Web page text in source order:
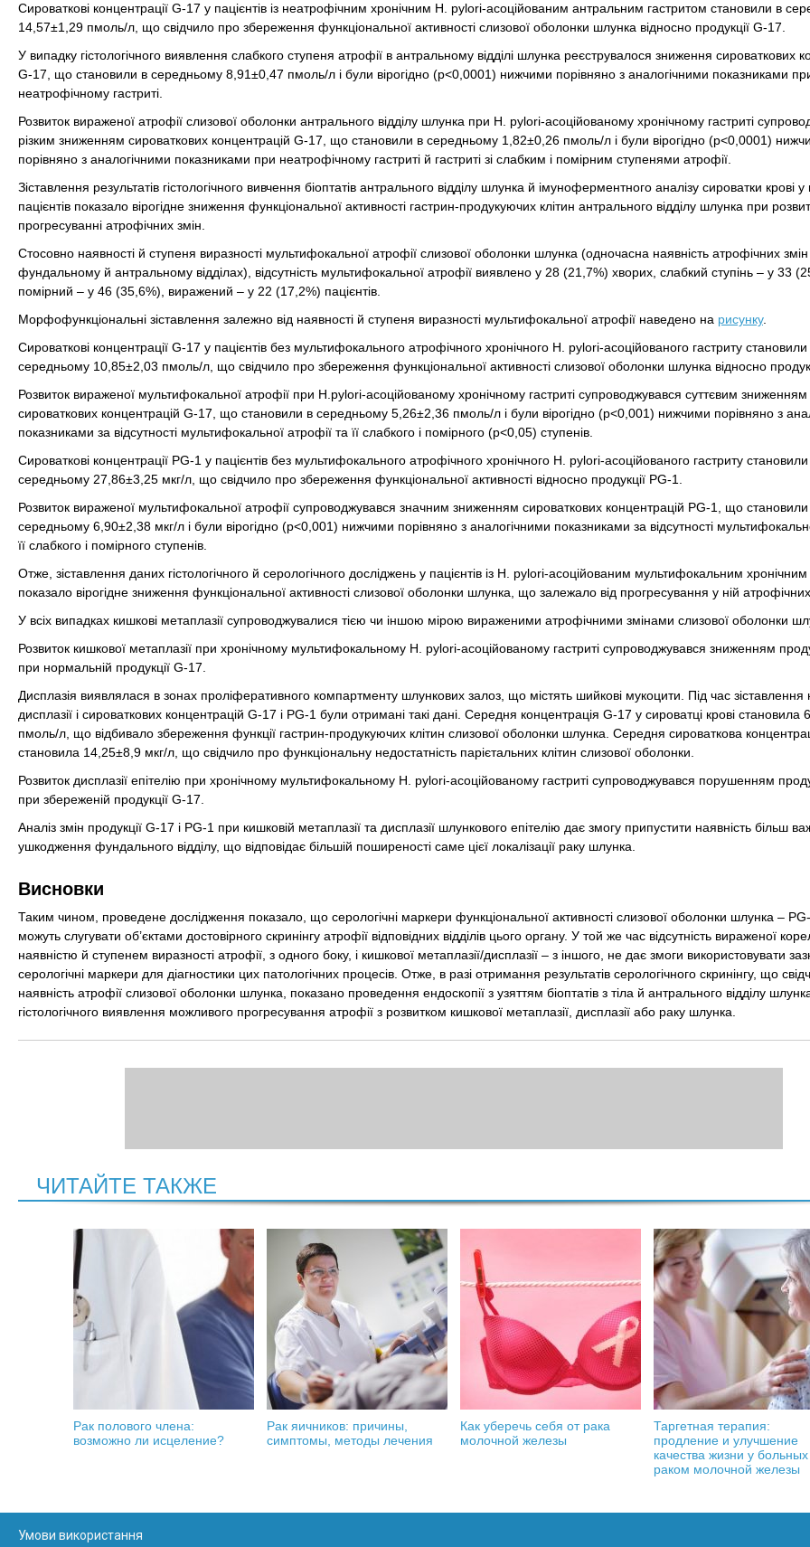
Сироваткові концентрації G-17 у пацієнтів із неатрофічним хронічним H. pylori-асоційованим антральним гастритом становили в
14,57±1,29 пмоль/л, що свідчило про збереження функціональної активності слизової оболонки шлунка відносно продукції G-17.
У випадку гістологічного виявлення слабкого ступеня атрофії в антральному відділі шлунка реєструвалося зниження сироваткових
G-17, що становили в середньому 8,91±0,47 пмоль/л і були вірогідно (р<0,0001) нижчими порівняно з аналогічними показниками
неатрофічному гастриті.
Розвиток вираженої атрофії слизової оболонки антрального відділу шлунка при H. pylori-асоційованому хронічному гастриті
різким зниженням сироваткових концентрацій G-17, що становили в середньому 1,82±0,26 пмоль/л і були вірогідно (р<0,0001)
порівняно з аналогічними показниками при неатрофічному гастриті й гастриті зі слабким і помірним ступенями атрофії.
Зіставлення результатів гістологічного вивчення біоптатів антрального відділу шлунка й імуноферментного аналізу сироватки крові у
пацієнтів показало вірогідне зниження функціональної активності гастрин-продукуючих клітин антрального відділу шлунка при
прогресуванні атрофічних змін.
Стосовно наявності й ступеня виразності мультифокальної атрофії слизової оболонки шлунка (одночасна наявність атрофічних
фундальному й антральному відділах), відсутність мультифокальної атрофії виявлено у 28 (21,7%) хворих, слабкий ступінь – у 33
помірний – у 46 (35,6%), виражений – у 22 (17,2%) пацієнтів.
Морфофункціональні зіставлення залежно від наявності й ступеня виразності мультифокальної атрофії наведено на рисунку.
Сироваткові концентрації G-17 у пацієнтів без мультифокального атрофічного хронічного H. pylori-асоційованого гастриту становили
середньому 10,85±2,03 пмоль/л, що свідчило про збереження функціональної активності слизової оболонки шлунка відносно
Розвиток вираженої мультифокальної атрофії при H.pylori-асоційованому хронічному гастриті супроводжувався суттєвим зниженням
сироваткових концентрацій G-17, що становили в середньому 5,26±2,36 пмоль/л і були вірогідно (р<0,001) нижчими порівняно з
показниками за відсутності мультифокальної атрофії та її слабкого і помірного (р<0,05) ступенів.
Сироваткові концентрації PG-1 у пацієнтів без мультифокального атрофічного хронічного H. pylori-асоційованого гастриту
середньому 27,86±3,25 мкг/л, що свідчило про збереження функціональної активності відносно продукції PG-1.
Розвиток вираженої мультифокальної атрофії супроводжувався значним зниженням сироваткових концентрацій PG-1, що
середньому 6,90±2,38 мкг/л і були вірогідно (р<0,001) нижчими порівняно з аналогічними показниками за відсутності
її слабкого і помірного ступенів.
Отже, зіставлення даних гістологічного й серологічного досліджень у пацієнтів із H. pylori-асоційованим мультифокальним
показало вірогідне зниження функціональної активності слизової оболонки шлунка, що залежало від прогресування у ній атрофічних
У всіх випадках кишкові метаплазії супроводжувалися тією чи іншою мірою вираженими атрофічними змінами слизової оболонки
Розвиток кишкової метаплазії при хронічному мультифокальному H. pylori-асоційованому гастриті супроводжувався зниженням
при нормальній продукції G-17.
Дисплазія виявлялася в зонах проліферативного компартменту шлункових залоз, що містять шийкові мукоцити. Під час зіставлення
дисплазії і сироваткових концентрацій G-17 і PG-1 були отримані такі дані. Середня концентрація G-17 у сироватці крові становила
пмоль/л, що відбивало збереження функції гастрин-продукуючих клітин слизової оболонки шлунка. Середня сироваткова
становила 14,25±8,9 мкг/л, що свідчило про функціональну недостатність парієтальних клітин слизової оболонки.
Розвиток дисплазії епітелію при хронічному мультифокальному H. pylori-асоційованому гастриті супроводжувався порушенням
при збереженій продукції G-17.
Аналіз змін продукції G-17 і PG-1 при кишковій метаплазії та дисплазії шлункового епітелію дає змогу припустити наявність більш
ушкодження фундального відділу, що відповідає більшій поширеності саме цієї локалізації раку шлунка.
Висновки
Таким чином, проведене дослідження показало, що серологічні маркери функціональної активності слизової оболонки шлунка –
можуть слугувати об’єктами достовірного скринінгу атрофії відповідних відділів цього органу. У той же час відсутність вираженої
наявністю й ступенем виразності атрофії, з одного боку, і кишкової метаплазії/дисплазії – з іншого, не дає змоги використовувати
серологічні маркери для діагностики цих патологічних процесів. Отже, в разі отримання результатів серологічного скринінгу, що
наявність атрофії слизової оболонки шлунка, показано проведення ендоскопії з узяттям біоптатів з тіла й антрального відділу
гістологічного виявлення можливого прогресування атрофії з розвитком кишкової метаплазії, дисплазії або раку шлунка.
ЧИТАЙТЕ ТАКЖЕ
Рак полового члена:
возможно ли исцеление?
Рак яичников: причины,
симптомы, методы лечения
Как уберечь себя от рака
молочной железы
Таргетная терапия:
продление и улучшение
качества жизни у больных
раком молочной железы
Умови використання